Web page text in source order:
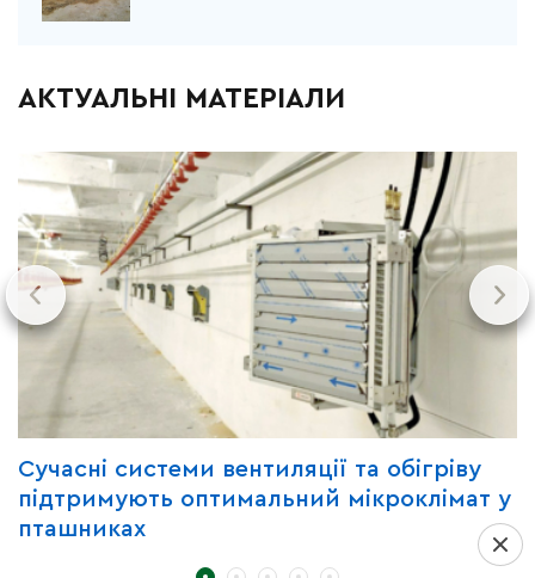
АКТУАЛЬНІ МАТЕРІАЛИ
Сучасні системи вентиляції та обігріву
підтримують оптимальний мікроклімат у
пташниках